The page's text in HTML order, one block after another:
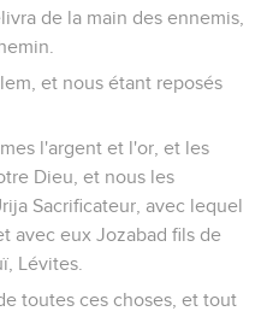
de la main des ennemis,
et nous étant reposés
l'argent et l'or, et les
Dieu, et nous les
Sacrificateur, avec lequel
avec eux Jozabad fils de
Lévites.
toutes ces choses, et tout